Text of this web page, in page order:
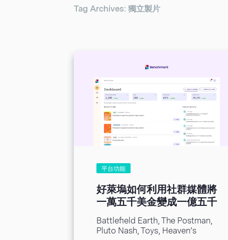
Tag Archives: 獨立製片
平台功能
好萊塢如何利用社群媒體將
一萬五千美金變成一億五千
萬
Battlefield Earth, The Postman,
Pluto Nash, Toys, Heaven’s